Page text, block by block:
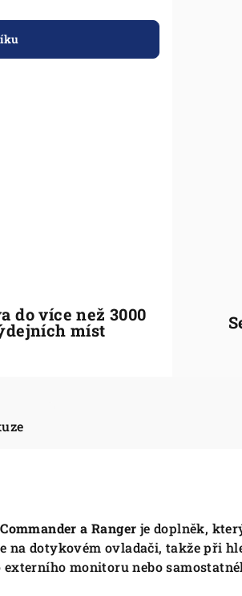
do více než 3000
míst
a Ranger je doplněk,
na dotykovém ovladači, takže při
monitoru nebo